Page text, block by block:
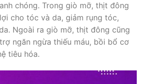
chóng. Trong giò mỡ, thịt đông
cho tóc và da, giảm rụng tóc,
Ngoài ra giò mỡ, thịt đông cũng
ngăn ngừa thiếu máu, bồi bổ cơ
tiêu hóa.